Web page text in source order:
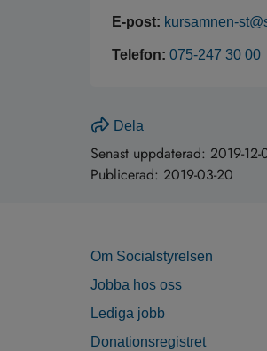
E-post: kursamnen-
Telefon: 075-247 30 00
Dela
Senast uppdaterad: 2019-12-
Publicerad: 2019-03-20
Om Socialstyrelsen
Jobba hos oss
Lediga jobb
Donationsregistret